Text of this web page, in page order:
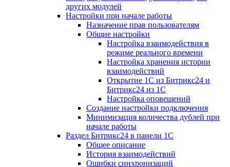
других модулей
Настройки при начале работы
Назначение прав пользователям
Общие настройки
Настройка взаимодействия в
режиме реального времени
Настройка хранения истории
взаимодействий
Открытие 1С из Битрикс24 и
Битрикс24 из 1С
Настройка оповещений
Создание настройки подключения
Минимизация количества дублей при
начале работы
Раздел Битрикс24 в панели 1С
Общее описание
История взаимодействий
Ошибки синхронизаций